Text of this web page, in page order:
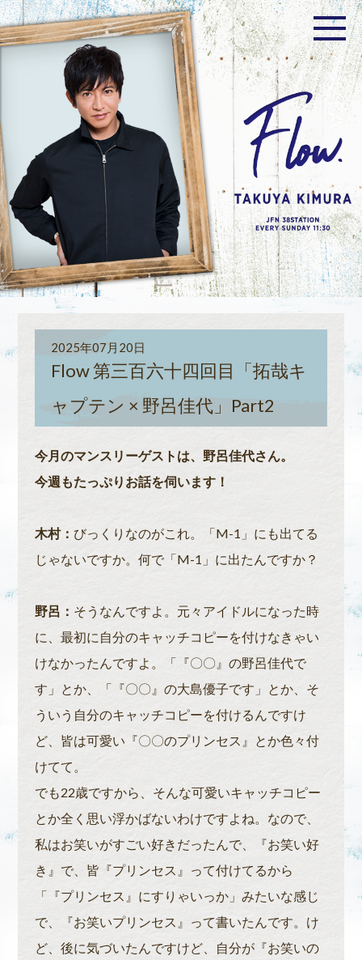
2025年07月20日
Flow 第三百六十四回目「拓哉キ
ャプテン × 野呂佳代」Part2
今月のマンスリーゲストは、野呂佳代さん。
今週もたっぷりお話を伺います！
木村： びっくりなのがこれ。「M-1」にも出てる
じゃないですか。何で「M-1」に出たんですか？
野呂： そうなんですよ。元々アイドルになった時
に、最初に自分のキャッチコピーを付けなきゃい
けなかったんですよ。「『〇〇』の野呂佳代で
す」とか、「『〇〇』の大島優子です」とか、そ
ういう自分のキャッチコピーを付けるんですけ
ど、皆は可愛い『〇〇のプリンセス』とか色々付
けてて。
でも22歳ですから、そんな可愛いキャッチコピー
とか全く思い浮かばないわけですよね。なので、
私はお笑いがすごい好きだったんで、『お笑い好
き』で、皆『プリンセス』って付けてるから
「『プリンセス』にすりゃいっか」みたいな感じ
で、『お笑いプリンセス』って書いたんです。け
ど、後に気づいたんですけど、自分が『お笑いの